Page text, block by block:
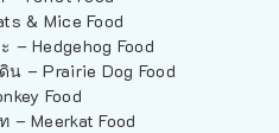
& Mice Food
– Hedgehog Food
น – Prairie Dog Food
Food
– Meerkat Food